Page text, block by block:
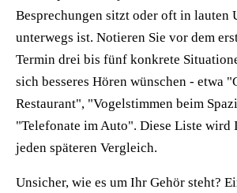
Besprechungen sitzt oder oft in lauten
unterwegs ist. Notieren Sie vor dem
Termin drei bis fünf konkrete
sich besseres Hören wünschen - etwa
Restaurant", "Vogelstimmen beim
"Telefonate im Auto". Diese Liste wird
jeden späteren Vergleich.
Unsicher, wie es um Ihr Gehör steht?